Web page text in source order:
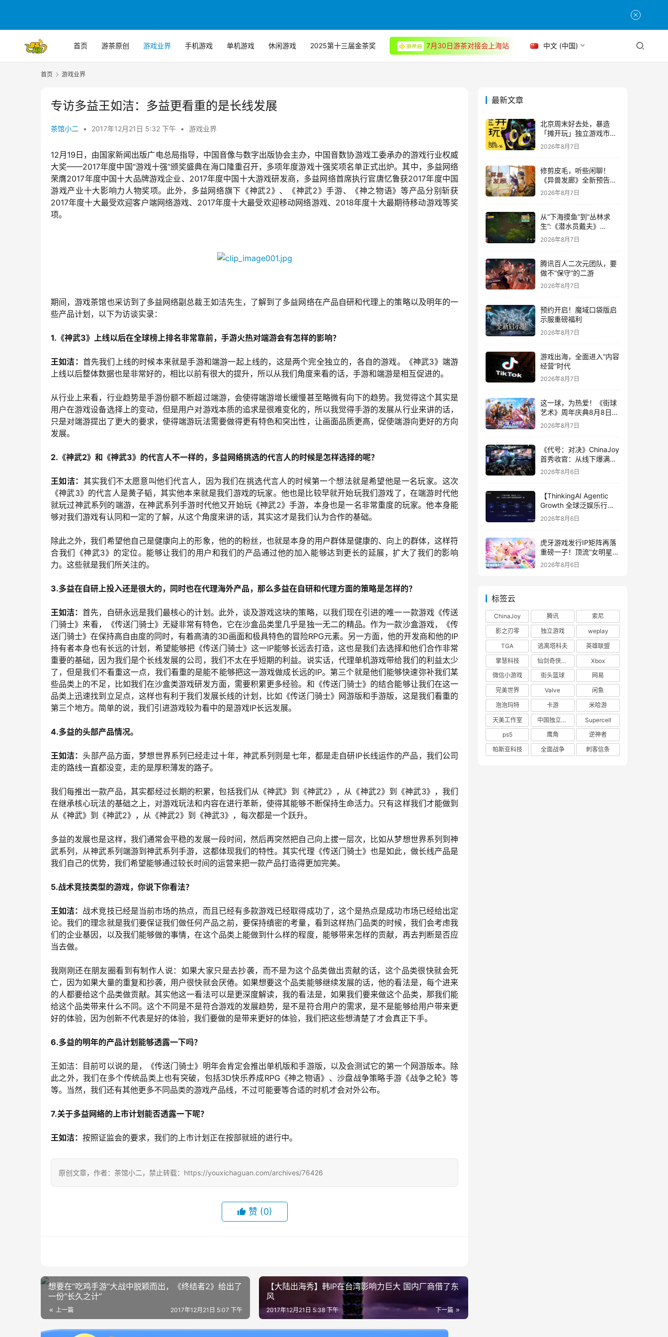
首页 游茶原创 游戏业界 手机游戏 单机游戏 休闲游戏 2025第十三届金茶奖 7月30日游茶对接会上海站 中文 (中国)
首页 游戏业界
专访多益王如洁：多益更看重的是长线发展
茶馆小二 • 2017年12月21日 5:32 下午 • 游戏业界
12月19日，由国家新闻出版广电总局指导，中国音像与数字出版协会主办，中国音数协游戏工委承办的游戏行业权威
大奖——2017年度中国“游戏十强”颁奖盛典在海口隆重召开，多项年度游戏十强奖项名单正式出炉。其中，多益网络
荣膺2017年度中国十大品牌游戏企业、2017年度中国十大游戏研发商，多益网络首席执行官唐忆鲁获2017年度中国
游戏产业十大影响力人物奖项。此外，多益网络旗下《神武2》、《神武2》手游、《神之物语》等产品分别斩获
2017年度十大最受欢迎客户端网络游戏、2017年度十大最受欢迎移动网络游戏、2018年度十大最期待移动游戏等奖
项。
期间，游戏茶馆也采访到了多益网络副总裁王如洁先生，了解到了多益网络在产品自研和代理上的策略以及明年的一
些产品计划，以下为访谈实录：
1.《神武3》上线以后在全球榜上排名非常靠前，手游火热对端游会有怎样的影响？
王如洁： 首先我们上线的时候本来就是手游和端游一起上线的，这是两个完全独立的，各自的游戏。《神武3》端游
上线以后整体数据也是非常好的，相比以前有很大的提升，所以从我们角度来看的话，手游和端游是相互促进的。
从行业上来看，行业趋势是手游份额不断超过端游，会使得端游增长缓慢甚至略微有向下的趋势。我觉得这个其实是
用户在游戏设备选择上的变动，但是用户对游戏本质的追求是很难变化的，所以我觉得手游的发展从行业来讲的话，
只是对端游提出了更大的要求，使得端游玩法需要做得更有特色和突出性，让画面品质更高，促使端游向更好的方向
发展。
2.《神武2》和《神武3》的代言人不一样的，多益网络挑选的代言人的时候是怎样选择的呢？
王如洁： 其实我们不太愿意叫他们代言人，因为我们在挑选代言人的时候第一个想法就是希望他是一名玩家。这次
《神武3》的代言人是黄子韬，其实他本来就是我们游戏的玩家。他也是比较早就开始玩我们游戏了，在端游时代他
就玩过神武系列的端游，在神武系列手游时代他又开始玩《神武2》手游，本身也是一名非常重度的玩家。他本身能
够对我们游戏有认同和一定的了解，从这个角度来讲的话，其实这才是我们认为合作的基础。
除此之外，我们希望他自己是健康向上的形象，他的的粉丝，也就是本身的用户群体是健康的、向上的群体，这样符
合我们《神武3》的定位。能够让我们的用户和我们的产品通过他的加入能够达到更长的延展，扩大了我们的影响
力。这些就是我们所关注的。
3.多益在自研上投入还是很大的，同时也在代理海外产品，那么多益在自研和代理方面的策略是怎样的？
王如洁：首先，自研永远是我们最核心的计划。此外，谈及游戏这块的策略，以我们现在引进的唯一一款游戏《传送
门骑士》来看，《传送门骑士》无疑非常有特色，它在沙盒品类里几乎是独一无二的精品。作为一款沙盒游戏，《传
送门骑士》在保持高自由度的同时，有着高清的3D画面和极具特色的冒险RPG元素。另一方面，他的开发商和他的IP
持有者本身也有长远的计划，希望能够把《传送门骑士》这一IP能够长远去打造，这也是我们去选择和他们合作非常
重要的基础，因为我们是个长线发展的公司，我们不太在乎短期的利益。说实话，代理单机游戏带给我们的利益太少
了，但是我们不看重这一点，我们看重的是能不能够把这一游戏做成长远的IP。第三个就是他们能够快速弥补我们某
些品类上的不足，比如我们在沙盒类游戏研发方面，需要积累更多经验。和《传送门骑士》的结合能够让我们在这一
品类上迅速找到立足点，这样也有利于我们发展长线的计划，比如《传送门骑士》网游版和手游版，这是我们看重的
第三个地方。简单的说，我们引进游戏较为看中的是游戏IP长远发展。
4.多益的头部产品情况。
王如洁： 头部产品方面，梦想世界系列已经走过十年，神武系列则是七年，都是走自研IP长线运作的产品，我们公司
走的路线一直都没变，走的是厚积薄发的路子。
我们每推出一款产品，其实都经过长期的积累，包括我们从《神武》到《神武2》，从《神武2》到《神武3》，我们
在继承核心玩法的基础之上，对游戏玩法和内容在进行革新，使得其能够不断保持生命活力。只有这样我们才能做到
从《神武》到《神武2》，从《神武2》到《神武3》，每次都是一个跃升。
多益的发展也是这样，我们通常会平稳的发展一段时间，然后再突然把自己向上拔一层次，比如从梦想世界系列到神
武系列，从神武系列端游到神武系列手游，这都体现我们的特性。其实代理《传送门骑士》也是如此，做长线产品是
我们自己的优势，我们希望能够通过较长时间的运营来把一款产品打造得更加完美。
5.战术竞技类型的游戏，你说下你看法？
王如洁： 战术竞技已经是当前市场的热点，而且已经有多款游戏已经取得成功了，这个是热点是成功市场已经给出定
论。我们的理念就是我们要保证我们做任何产品之前，要保持缜密的考量，看到这样热门品类的时候，我们会考虑我
们的企业基因，以及我们能够做的事情，在这个品类上能做到什么样的程度，能够带来怎样的贡献，再去判断是否应
当去做。
我刚刚还在朋友圈看到有制作人说：如果大家只是去抄袭，而不是为这个品类做出贡献的话，这个品类很快就会死
亡，因为如果大量的重复和抄袭，用户很快就会厌倦。如果想要这个品类能够继续发展的话，他的看法是，每个进来
的人都要给这个品类做贡献。其实他这一看法可以是更深度解读，我的看法是，如果我们要来做这个品类，那我们能
给这个品类带来什么不同。这个不同是不是符合游戏的发展趋势，是不是符合用户的需求，是不是能够给用户带来更
好的体验，因为创新不代表是好的体验，我们要做的是带来更好的体验，我们把这些想清楚了才会真正下手。
6.多益的明年的产品计划能够透露一下吗？
王如洁：目前可以说的是，《传送门骑士》明年会肯定会推出单机版和手游版，以及会测试它的第一个网游版本。除
此之外，我们在多个传统品类上也有突破，包括3D快乐养成RPG《神之物语》、沙盘战争策略手游《战争之轮》等
等。当然，我们还有其他更多不同品类的游戏产品线，不过可能要等合适的时机才会对外公布。
7.关于多益网络的上市计划能否透露一下呢？
王如洁： 按照证监会的要求，我们的上市计划正在按部就班的进行中。
原创文章，作者：茶馆小二，禁止转载：https://youxichaguan.com/archives/76426
赞 (0)
想要在“吃鸡手游”大战中脱颖而出，《终结者2》给出了
一份“长久之计”
上一篇 2017年12月21日 5:07 下午
【大陆出海秀】韩IP在台湾影响力巨大 国内厂商借了东
风
下一篇
2017年12月21日 5:38 下午
最新文章
北京周末好去处，暴造
「摊开玩」独立游戏市集
正式开票！
2026年8月7日
修剪皮毛，听些闲聊！
《异兽发廊》全新预告与
Steam免费试玩公开
2026年8月7日
从“下海摸鱼”到“丛林求
生”:《潜水员戴夫》
DLC《丛林》移动端定档
8月14日
2026年8月7日
腾讯百人二次元团队，要
做不“保守”的二游
2026年8月7日
预约开启！魔域口袋版启
示服重磅福利
2026年8月7日
游戏出海，全面进入“内容
经营”时代
2026年8月7日
这一球，为热爱！《街球
艺术》周年庆典8月8日正
式上线，多重福利与全新
内容同步开启
2026年8月7日
《代号：对决》ChinaJoy
首秀收官：从线下爆满看
见玩家的真实期待
2026年8月6日
【ThinkingAI Agentic
Growth 全球泛娱乐行业
峰会】Agent 时代，人到
底负责什么
2026年8月6日
虎牙游戏发行IP矩阵再落
重磅一子！顶流“女明星”
ZANMANG LOOPY 正版
2026年8月6日
标签云
ChinaJoy 腾讯
索尼
影之刃零
独立游戏
weplay
TGA
逃离塔科夫
英雄联盟
掌慧科技
仙剑奇侠传四
Xbox
微信小游戏
街头篮球
网易
完美世界
Valve
闲鱼
泡泡玛特
卡游
米哈游
天美工作室
中国独立游戏联盟
Supercell
ps5
鹰角
逆神者
帕斯亚科技
全面战争 刺客信条